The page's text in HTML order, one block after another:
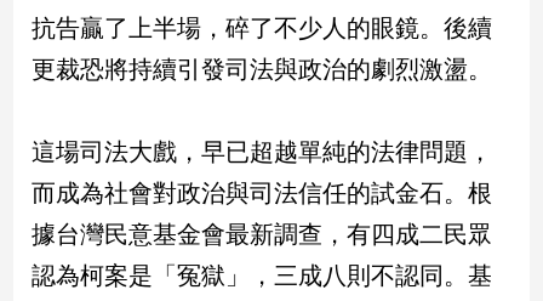
觀
兩
國
際
社
會/
抗告贏了上半場，碎了不少人的眼鏡。後續
更裁恐將持續引發司法與政治的劇烈激盪。
這場司法大戲，早已超越單純的法律問題，
而成為社會對政治與司法信任的試金石。根
據台灣民意基金會最新調查，有四成二民眾
認為柯案是「冤獄」，三成八則不認同。基